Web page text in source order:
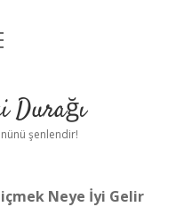
Durağı
şenlendir!
Neye İyi Gelir